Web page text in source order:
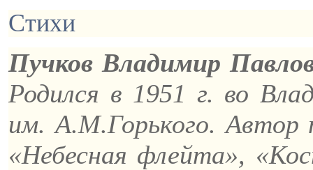
Стихи
Пучков Владимир
Родился в 1951 г. во
им. А.М.Горького. Автор
«Небесная флейта»,